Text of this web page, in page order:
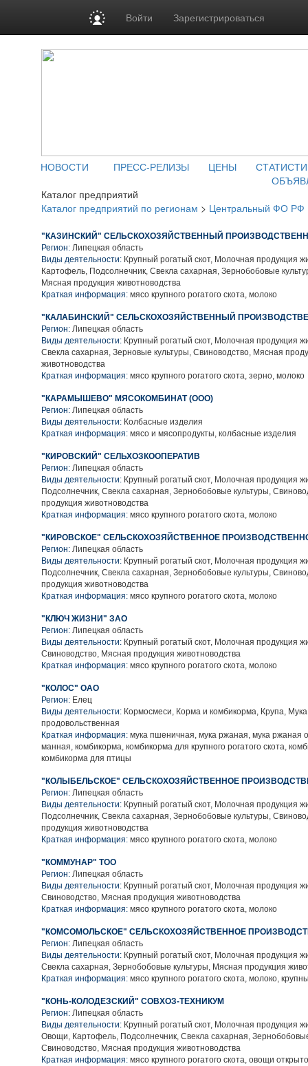
Войти Зарегистрироваться
НОВОСТИ ПРЕСС-РЕЛИЗЫ ЦЕНЫ
Каталог предприятий
Каталог предприятий по регионам > Центральный ФО РФ
"КАЗИНСКИЙ" СЕЛЬСКОХОЗЯЙСТВЕННЫЙ
Регион: Липецкая область
Виды деятельности: Крупный рогатый скот, Молочная продукция
Картофель, Подсолнечник, Свекла сахарная, Зернобобовые
Мясная продукция животноводства
Краткая информация: мясо крупного рогатого скота, молоко
"КАЛАБИНСКИЙ" СЕЛЬСКОХОЗЯЙСТВЕННЫЙ
Регион: Липецкая область
Виды деятельности: Крупный рогатый скот, Молочная продукция
Свекла сахарная, Зерновые культуры, Свиноводство, Мясная
животноводства
Краткая информация: мясо крупного рогатого скота, зерно, молоко
"КАРАМЫШЕВО" МЯСОКОМБИНАТ (ООО)
Регион: Липецкая область
Виды деятельности: Колбасные изделия
Краткая информация: мясо и мясопродукты, колбасные изделия
"КИРОВСКИЙ" СЕЛЬХОЗКООПЕРАТИВ
Регион: Липецкая область
Виды деятельности: Крупный рогатый скот, Молочная продукция
Подсолнечник, Свекла сахарная, Зернобобовые культуры,
продукция животноводства
Краткая информация: мясо крупного рогатого скота, молоко
"КИРОВСКОЕ" СЕЛЬСКОХОЗЯЙСТВЕННОЕ
Регион: Липецкая область
Виды деятельности: Крупный рогатый скот, Молочная продукция
Подсолнечник, Свекла сахарная, Зернобобовые культуры,
продукция животноводства
Краткая информация: мясо крупного рогатого скота, молоко
"КЛЮЧ ЖИЗНИ" ЗАО
Регион: Липецкая область
Виды деятельности: Крупный рогатый скот, Молочная продукция
Свиноводство, Мясная продукция животноводства
Краткая информация: мясо крупного рогатого скота, молоко
"КОЛОС" ОАО
Регион: Елец
Виды деятельности: Кормосмеси, Корма и комбикорма, Крупа, Мука
продовольственная
Краткая информация: мука пшеничная, мука ржаная, мука ржаная
манная, комбикорма, комбикорма для крупного рогатого скота,
комбикорма для птицы
"КОЛЫБЕЛЬСКОЕ" СЕЛЬСКОХОЗЯЙСТВЕННОЕ
Регион: Липецкая область
Виды деятельности: Крупный рогатый скот, Молочная продукция
Подсолнечник, Свекла сахарная, Зернобобовые культуры,
продукция животноводства
Краткая информация: мясо крупного рогатого скота, молоко
"КОММУНАР" ТОО
Регион: Липецкая область
Виды деятельности: Крупный рогатый скот, Молочная продукция
Свиноводство, Мясная продукция животноводства
Краткая информация: мясо крупного рогатого скота, молоко
"КОМСОМОЛЬСКОЕ" СЕЛЬСКОХОЗЯЙСТВЕННОЕ
Регион: Липецкая область
Виды деятельности: Крупный рогатый скот, Молочная продукция
Свекла сахарная, Зернобобовые культуры, Мясная продукция
Краткая информация: мясо крупного рогатого скота, молоко,
"КОНЬ-КОЛОДЕЗСКИЙ" СОВХОЗ-ТЕХНИКУМ
Регион: Липецкая область
Виды деятельности: Крупный рогатый скот, Молочная продукция
Овощи, Картофель, Подсолнечник, Свекла сахарная,
Свиноводство, Мясная продукция животноводства
Краткая информация: мясо крупного рогатого скота, овощи